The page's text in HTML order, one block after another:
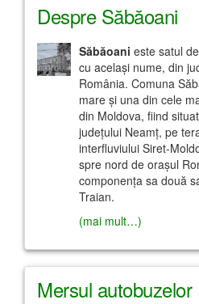
Despre Săbăoani
Săbăoani este satul
cu acelaşi nume, din
România. Comuna
mare şi una din cele
din Moldova, fiind
judeţului Neamţ, pe
interfluviului Siret-
spre nord de oraşul
componenţa sa două
Traian.
(mai mult…)
Mersul autobuzelor